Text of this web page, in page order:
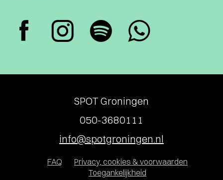
SPOT Groningen
050-3680111
info@spotgroningen.nl
FAQ
Privacy, cookies & voorwaarden
Toegankelijkheid